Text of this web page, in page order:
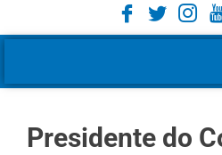
Presidente do